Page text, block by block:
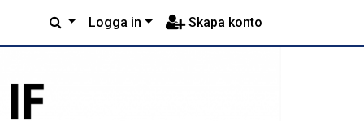
Logga in Skapa konto